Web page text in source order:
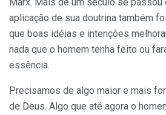
aplicação de sua doutrina também
que boas idéias e intenções
nada que o homem tenha feito ou
essência.
Precisamos de algo maior e mais
de Deus. Algo que até agora o